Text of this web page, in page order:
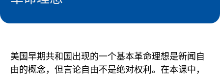
美国早期共和国出现的一个基本革命理想是新闻自
由的概念，但言论自由不是绝对权利。在本课中，